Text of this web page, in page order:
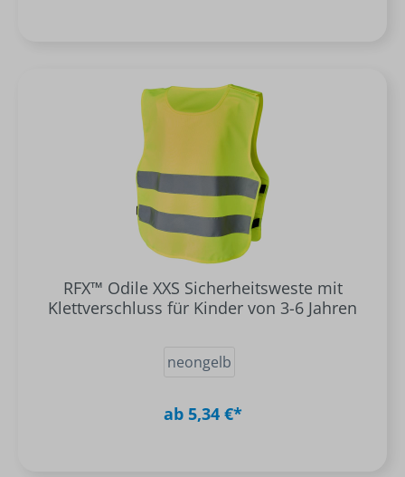
RFX™ Odile XXS Sicherheitsweste mit
Klettverschluss für Kinder von 3-6 Jahren
neongelb
ab 5,34 €*